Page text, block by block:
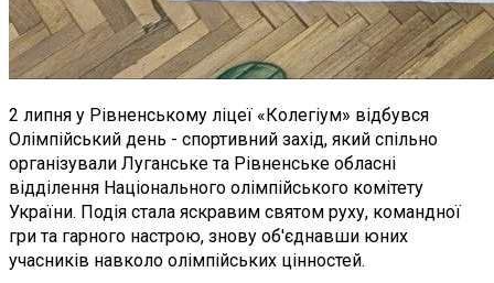
2 липня у Рівненському ліцеї «Колегіум» відбувся
Олімпійський день - спортивний захід, який спільно
організували Луганське та Рівненське обласні
відділення Національного олімпійського комітету
України. Подія стала яскравим святом руху, командної
гри та гарного настрою, знову об'єднавши юних
учасників навколо олімпійських цінностей.